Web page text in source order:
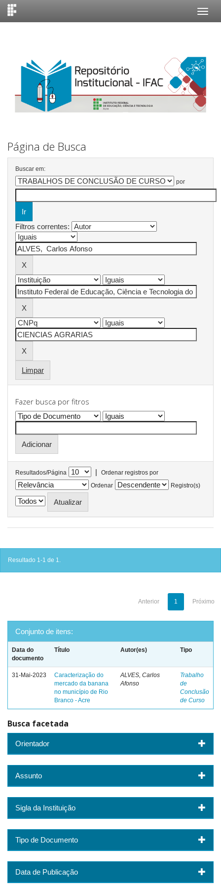
Página de Busca
Buscar em:
por
Filtros correntes:
Limpar
Fazer busca por fitros
Resultados/Página |
Ordenar registros por
Ordenar
Registro(s)
Resultado 1-1 de 1.
Anterior 1 Próximo
Conjunto de itens:
Data do
documento
Título Autor(es) Tipo
31-Mai-2023
Caracterização do
mercado da banana
no município de Rio
Branco - Acre
ALVES, Carlos
Afonso
Trabalho
de
Conclusão
de Curso
Busca facetada
Orientador
Assunto
Sigla da Instituição
Tipo de Documento
Data de Publicação